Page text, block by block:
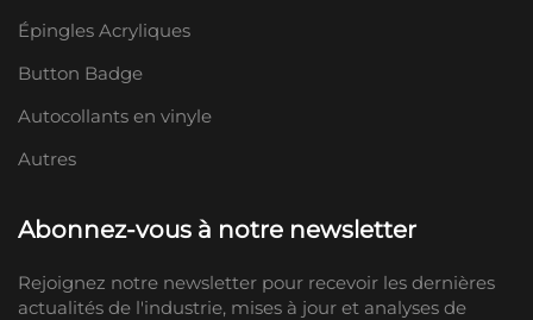
Épingles Acryliques
Button Badge
Autocollants en vinyle
Autres
Abonnez-vous à notre newsletter
Rejoignez notre newsletter pour recevoir les dernières
actualités de l'industrie, mises à jour et analyses de